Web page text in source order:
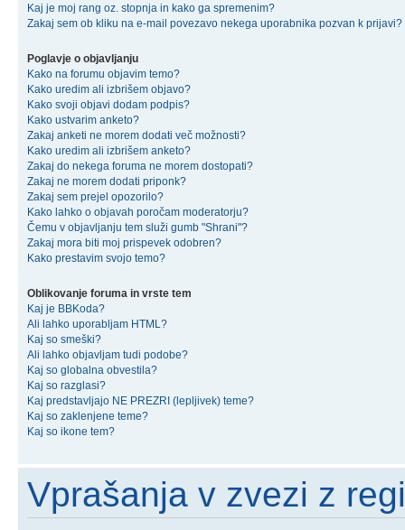
Kaj je moj rang oz. stopnja in kako ga spremenim?
Zakaj sem ob kliku na e-mail povezavo nekega uporabnika pozvan k prijavi?
Poglavje o objavljanju
Kako na forumu objavim temo?
Kako uredim ali izbrišem objavo?
Kako svoji objavi dodam podpis?
Kako ustvarim anketo?
Zakaj anketi ne morem dodati več možnosti?
Kako uredim ali izbrišem anketo?
Zakaj do nekega foruma ne morem dostopati?
Zakaj ne morem dodati priponk?
Zakaj sem prejel opozorilo?
Kako lahko o objavah poročam moderatorju?
Čemu v objavljanju tem služi gumb "Shrani"?
Zakaj mora biti moj prispevek odobren?
Kako prestavim svojo temo?
Oblikovanje foruma in vrste tem
Kaj je BBKoda?
Ali lahko uporabljam HTML?
Kaj so smeški?
Ali lahko objavljam tudi podobe?
Kaj so globalna obvestila?
Kaj so razglasi?
Kaj predstavljajo NE PREZRI (lepljivek) teme?
Kaj so zaklenjene teme?
Kaj so ikone tem?
Vprašanja v zvezi z